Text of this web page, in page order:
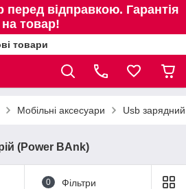
перед відправкою. Гарантія
на товар!
товари
Мобільні аксесуари Usb
(Power BAnk)
0 Фільтри